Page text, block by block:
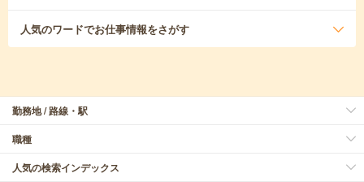
人気のワードでお仕事情報をさがす
勤務地 / 路線・駅
職種
人気の検索インデックス